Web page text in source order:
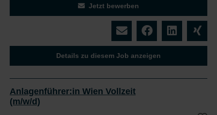
Jetzt bewerben
Details zu diesem Job anzeigen
Anlagenführer:in Wien Vollzeit
(m/w/d)